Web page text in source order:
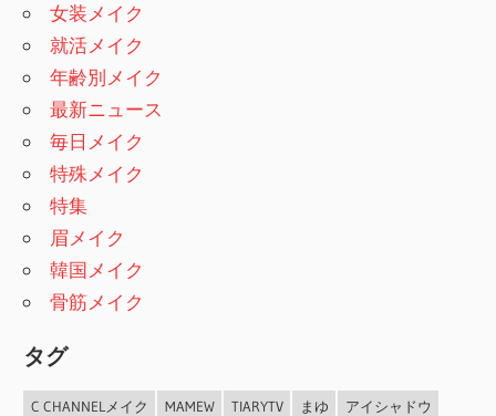
女装メイク
就活メイク
年齢別メイク
最新ニュース
毎日メイク
特殊メイク
特集
眉メイク
韓国メイク
骨筋メイク
タグ
C CHANNELメイク MAMEW TIARYTV まゆ
アイシャドウ